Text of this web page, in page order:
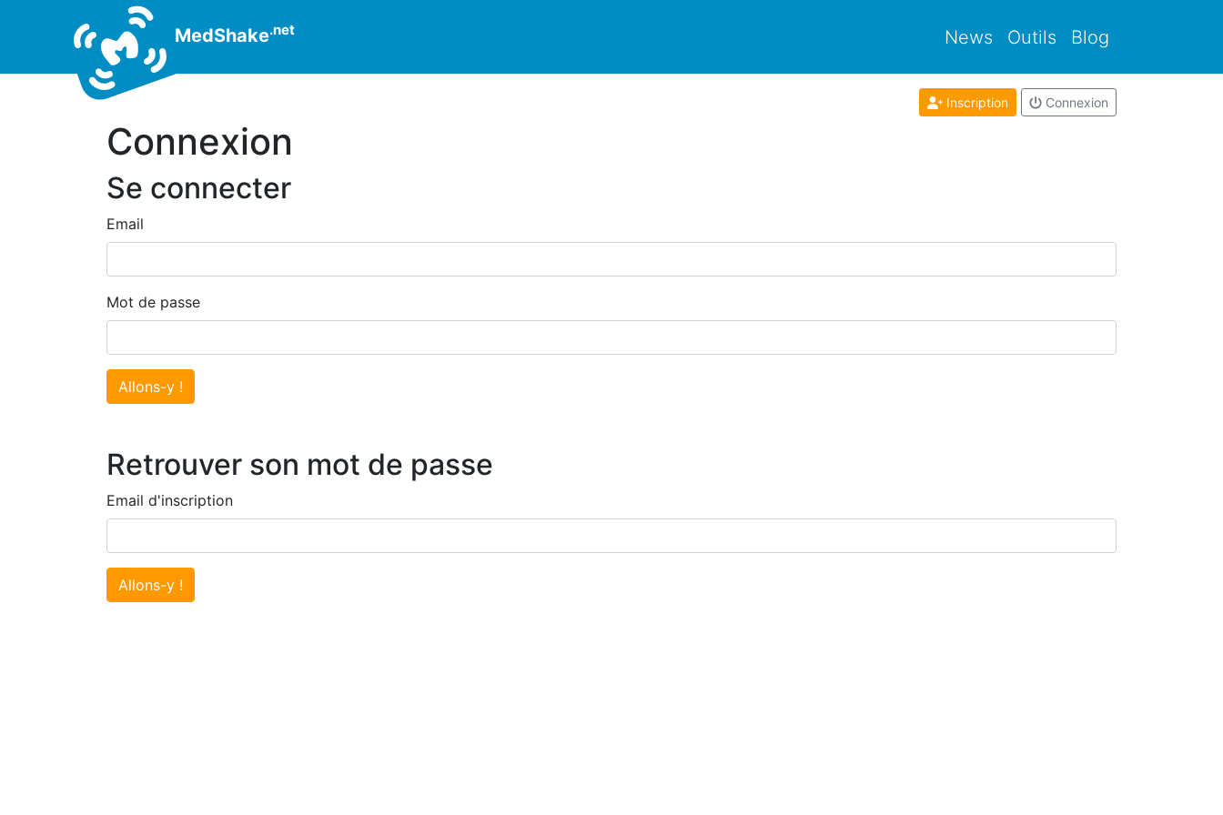
MedShake.net News Outils Blog
Inscription Connexion
Connexion
Se connecter
Email
Mot de passe
Allons-y !
Retrouver son mot de passe
Email d'inscription
Allons-y !